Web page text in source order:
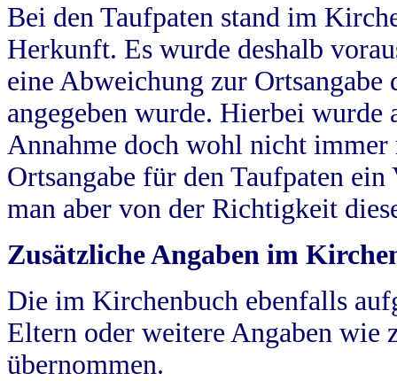
Bei den Taufpaten stand im
Herkunft. Es wurde deshalb
eine Abweichung zur
angegeben wurde. Hierbei wurde
Annahme doch wohl nicht
Ortsangabe für den Taufpaten
man aber von der Richtigkeit
Zusätzliche Angaben im
Die im Kirchenbuch ebenfalls
Eltern oder weitere Angaben wie
übernommen.